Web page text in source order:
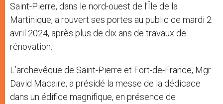
Saint-Pierre, dans le nord-ouest de l’Île de la
Martinique, a rouvert ses portes au public ce mardi 2
avril 2024, après plus de dix ans de travaux de
rénovation.
L’archevêque de Saint-Pierre et Fort-de-France, Mgr
David Macaire, a présidé la messe de la dédicace
dans un édifice magnifique, en présence de